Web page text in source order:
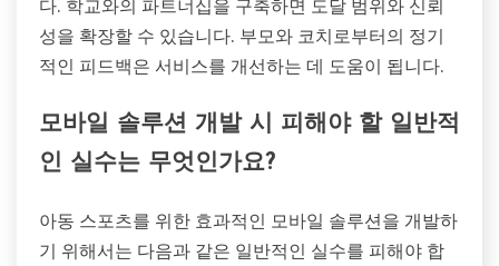
다. 학교와의 파트너십을 구축하면 도달 범위와 신뢰
성을 확장할 수 있습니다. 부모와 코치로부터의 정기
적인 피드백은 서비스를 개선하는 데 도움이 됩니다.
모바일 솔루션 개발 시 피해야 할 일반적
인 실수는 무엇인가요?
아동 스포츠를 위한 효과적인 모바일 솔루션을 개발하
기 위해서는 다음과 같은 일반적인 실수를 피해야 합